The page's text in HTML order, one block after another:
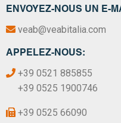
ENVOYEZ-NOUS UN E-
veab@veabitalia.com
APPELEZ-NOUS:
+39 0521 885855
+39 0525 1900746
+39 0525 66090